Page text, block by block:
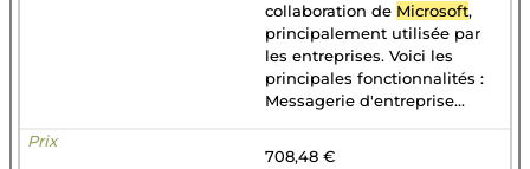
collaboration de Microsoft,
principalement utilisée par
les entreprises. Voici les
principales fonctionnalités :
Messagerie d'entreprise...
708,48 €